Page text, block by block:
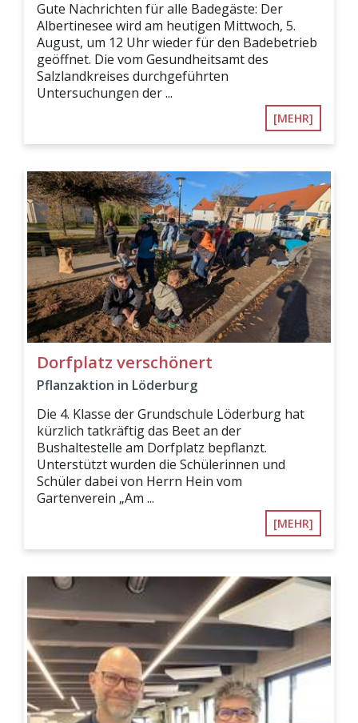
Gute Nachrichten für alle Badegäste: Der
Albertinesee wird am heutigen Mittwoch, 5.
August, um 12 Uhr wieder für den Badebetrieb
geöffnet. Die vom Gesundheitsamt des
Salzlandkreises durchgeführten
Untersuchungen der ...
[MEHR]
Dorfplatz verschönert
Pflanzaktion in Löderburg
Die 4. Klasse der Grundschule Löderburg hat
kürzlich tatkräftig das Beet an der
Bushaltestelle am Dorfplatz bepflanzt.
Unterstützt wurden die Schülerinnen und
Schüler dabei von Herrn Hein vom
Gartenverein „Am ...
[MEHR]